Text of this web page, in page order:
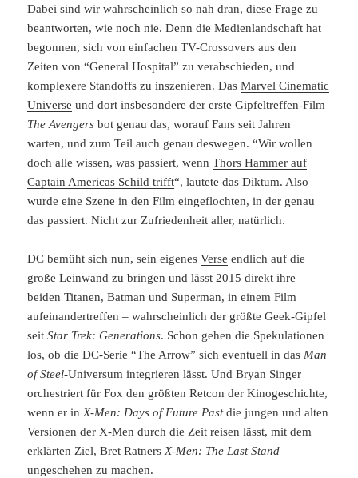
Dabei sind wir wahrscheinlich so nah dran, diese Frage zu
beantworten, wie noch nie. Denn die Medienlandschaft hat
begonnen, sich von einfachen TV-Crossovers aus den
Zeiten von “General Hospital” zu verabschieden, und
komplexere Standoffs zu inszenieren. DasMarvel Cinematic
Universe und dort insbesondere der erste Gipfeltreffen-Film
The Avengers bot genau das, worauf Fans seit Jahren
warten, und zum Teil auch genau deswegen. “Wir wollen
doch alle wissen, was passiert, wennThors Hammer auf
Captain Americas Schild trifft“, lautete das Diktum. Also
wurde eine Szene in den Film eingeflochten, in der genau
das passiert.Nicht zur Zufriedenheit aller, natürlich.
DC bemüht sich nun, sein eigenesVerse endlich auf die
große Leinwand zu bringen und lässt 2015 direkt ihre
beiden Titanen, Batman und Superman, in einem Film
aufeinandertreffen – wahrscheinlich der größte Geek-Gipfel
seitStar Trek: Generations. Schon gehen die Spekulationen
los, ob die DC-Serie “The Arrow” sich eventuell in dasMan
of Steel-Universum integrieren lässt. Und Bryan Singer
orchestriert für Fox den größtenRetcon der Kinogeschichte,
wenn er inX-Men: Days of Future Pastdie jungen und alten
Versionen der X-Men durch die Zeit reisen lässt, mit dem
erklärten Ziel, Bret RatnersX-Men: The Last Stand
ungeschehen zu machen.